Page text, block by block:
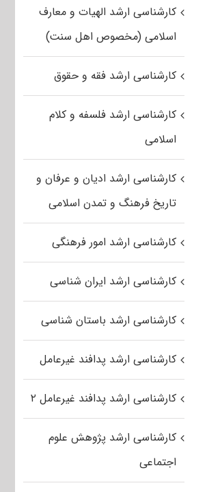
کارشناسی ارشد الهیات و معارف
اسلامی (مخصوص اهل سنت)
کارشناسی ارشد فقه و حقوق
کارشناسی ارشد فلسفه و کلام
اسلامی
کارشناسی ارشد ادیان و عرفان و
تاریخ فرهنگ و تمدن اسلامی
کارشناسی ارشد امور فرهنگی
کارشناسی ارشد ایران شناسی
کارشناسی ارشد باستان شناسی
کارشناسی ارشد پدافند غیرعامل
کارشناسی ارشد پدافند غیرعامل ۲
کارشناسی ارشد پژوهش علوم
اجتماعی